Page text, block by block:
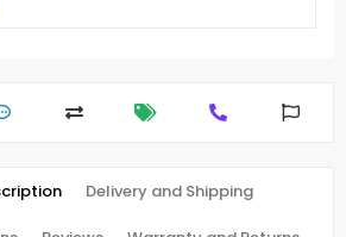
Delivery and Shipping